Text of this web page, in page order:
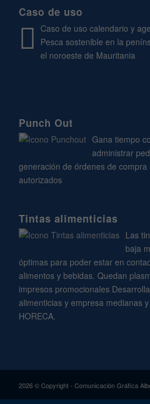
Caso de uso
Caso de uso calendario y
Pesca sostenible en la
el noroeste de Mauritania
Punch Out
Gana tiempo
administrar
generación de órdenes de
autorizados
Tintas alimenticias
Las
baja
óptimas para poder estar en
alimentos y bebidas. Quedan
impresos promocionales
alimenticias y empresa medianas
HORECA.
2026 © Copyright - Comunicación Gráfica